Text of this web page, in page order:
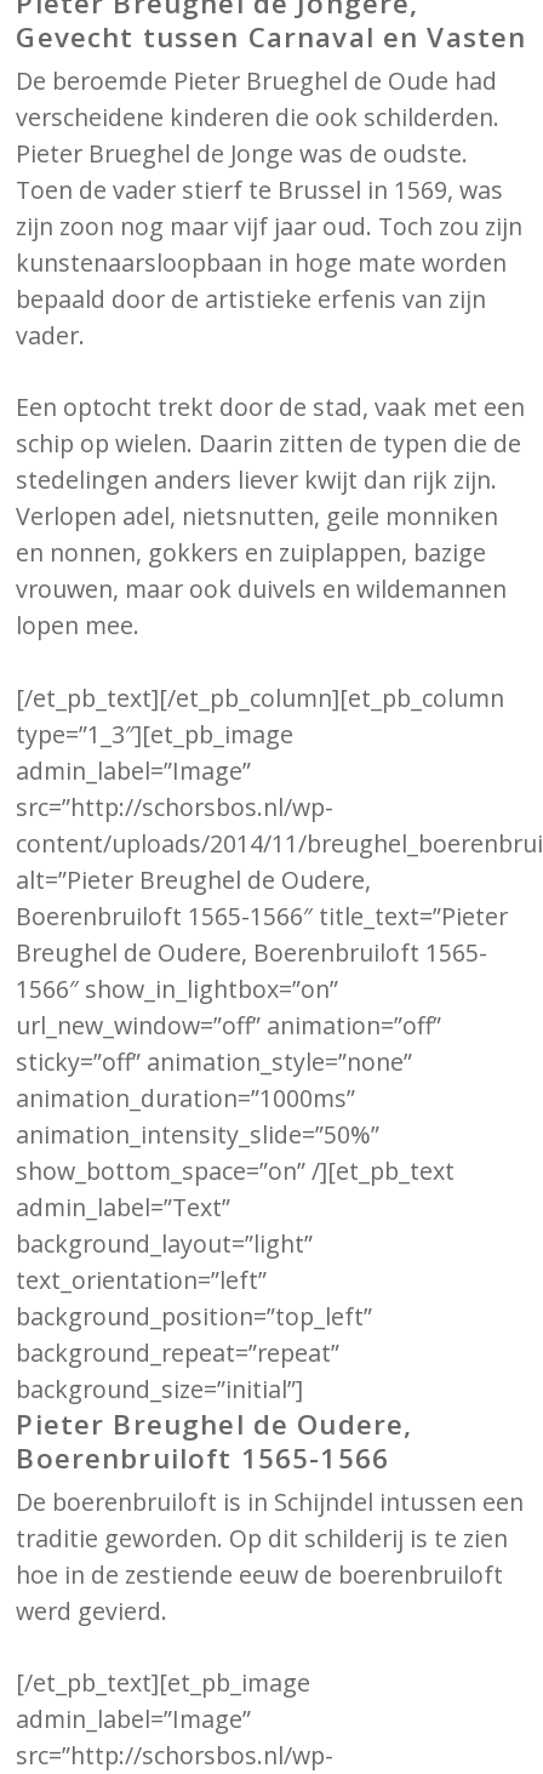
Gevecht tussen Carnaval en Vasten
De beroemde Pieter Brueghel de Oude had
verscheidene kinderen die ook schilderden.
Pieter Brueghel de Jonge was de oudste.
Toen de vader stierf te Brussel in 1569, was
zijn zoon nog maar vijf jaar oud. Toch zou zijn
kunstenaarsloopbaan in hoge mate worden
bepaald door de artistieke erfenis van zijn
vader.
Een optocht trekt door de stad, vaak met een
schip op wielen. Daarin zitten de typen die de
stedelingen anders liever kwijt dan rijk zijn.
Verlopen adel, nietsnutten, geile monniken
en nonnen, gokkers en zuiplappen, bazige
vrouwen, maar ook duivels en wildemannen
lopen mee.
[/et_pb_text][/et_pb_column][et_pb_column
type=”1_3″][et_pb_image
admin_label=”Image”
src=”http://schorsbos.nl/wp-
content/uploads/2014/11/
alt=”Pieter Breughel de Oudere,
Boerenbruiloft 1565-1566″ title_text=”Pieter
Breughel de Oudere, Boerenbruiloft 1565-
1566″ show_in_lightbox=”on”
url_new_window=”off” animation=”off”
sticky=”off” animation_style=”none”
animation_duration=”1000ms”
animation_intensity_slide=”50%”
show_bottom_space=”on” /][et_pb_text
admin_label=”Text”
background_layout=”light”
text_orientation=”left”
background_position=”top_left”
background_repeat=”repeat”
background_size=”initial”]
Pieter Breughel de Oudere,
Boerenbruiloft 1565-1566
De boerenbruiloft is in Schijndel intussen een
traditie geworden. Op dit schilderij is te zien
hoe in de zestiende eeuw de boerenbruiloft
werd gevierd.
[/et_pb_text][et_pb_image
admin_label=”Image”
src=”http://schorsbos.nl/wp-